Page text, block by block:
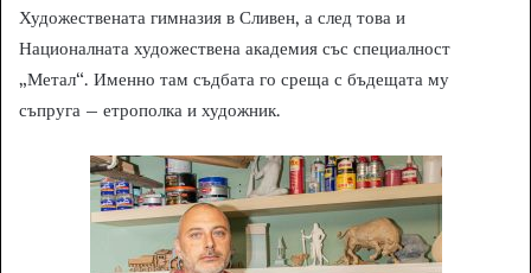
Художествената гимназия в Сливен, а след това и
Националната художествена академия със специалност
„Метал“. Именно там съдбата го среща с бъдещата му
съпруга – етрополка и художник.